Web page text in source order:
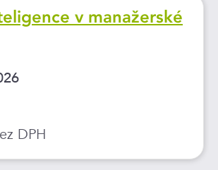
v manažerské
DPH